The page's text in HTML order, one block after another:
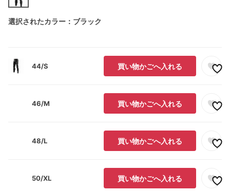
選択されたカラー：ブラック
44/S 買い物かごへ入れる
46/M 買い物かごへ入れる
48/L 買い物かごへ入れる
50/XL 買い物かごへ入れる